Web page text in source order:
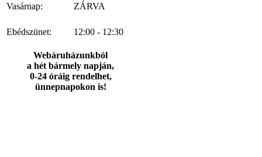
Vasárnap:
ZÁRVA
Ebédszünet: 12:00 - 12:30
Webáruházunkból
a hét bármely napján,
0-24 óráig rendelhet,
ünnepnapokon is!